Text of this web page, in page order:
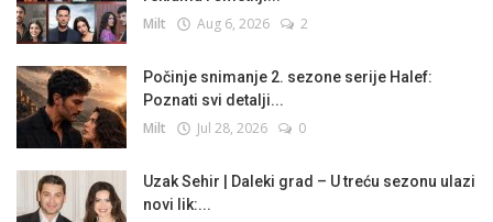
Milt Aug 6, 2026 2
Počinje snimanje 2. sezone serije Halef:
Poznati svi detalji...
Milt Jul 28, 2026 0
Uzak Sehir | Daleki grad – U treću sezonu ulazi
novi lik:...